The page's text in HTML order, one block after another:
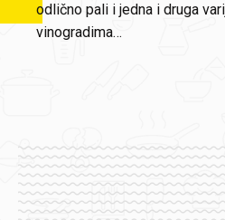
odlično pali i jedna i druga
vinogradima…